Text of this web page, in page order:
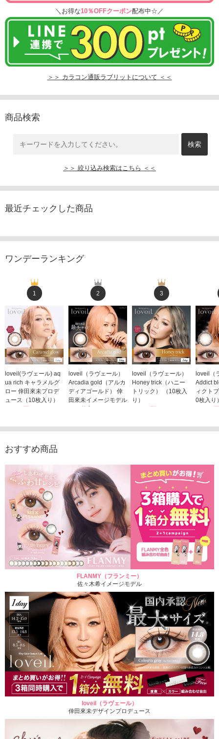
＼お得な10％OFFクーポン配布中☆／
＞＞ カラコン通販ラブリットについて ＜＜
商品検索
＞＞ 絞り込み検索はこちら ＜＜
最近チェックした商品
ワンデーランキング
1
loveil(ラヴェール) aq
ua rich キャラメルグ
ロー 倖田來未プロデ
ュース（10枚入り）
2
loveil（ラヴェール）
Arcadia gold（アルカ
ディアゴールド） 倖
田來未イメージモデル
3
loveil（ラヴェール）
Honey trick（ハニー
トリック） （10枚入
り）
loveil（
Addict
ィクト
0枚入り
おすすめ商品
FLANMY（フランミー）
佐々木希イメージモデル
loveil（ラヴェール）
倖田來未デザインプロデュース